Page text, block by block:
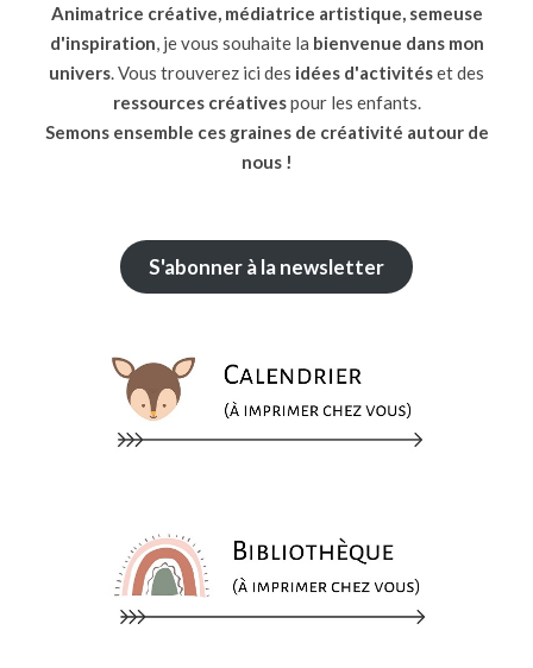
Animatrice créative, médiatrice artistique, semeuse
d'inspiration, je vous souhaite la bienvenue dans mon
univers. Vous trouverez ici des idées d'activitéset des
ressources créativespour les enfants.
Semons ensemble ces graines de créativité autour de
nous !
S'abonner à la newsletter